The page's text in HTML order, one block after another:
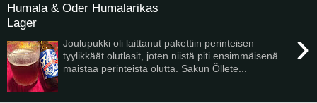
Humala & Oder Humalarikas
Lager
›
Joulupukki oli laittanut pakettiin perinteisen
tyylikkäät olutlasit, joten niistä piti ensimmäisenä
maistaa perinteistä olutta. Sakun Õllete...